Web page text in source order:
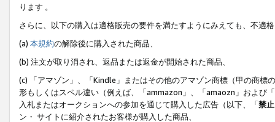
ります 。
さらに、以下の購入は適格販売の要件を満たすようにみえても、不適
(a) 本規約の解除後に購入された商品、
(b) 注文が取り消され、返品または返金が開始された商品、
(c) 「アマゾン」、「Kindle」またはその他のアマゾン商標（甲の商
形もしくはスペル違い（例えば、「ammazon」、「amaozn」および
入札またはオークションへの参加を通じて購入した広告（以下、「禁
ン・ サイトに紹介されたお客様が購入した商品、